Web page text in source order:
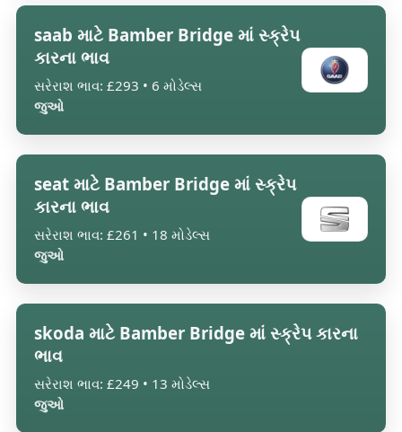
saab માટે Bamber Bridge માં સ્ક્રેપ
કારના ભાવ
સરેરાશ ભાવ: £293 • 6 મોડેલ્સ
જુઓ
seat માટે Bamber Bridge માં સ્ક્રેપ
કારના ભાવ
સરેરાશ ભાવ: £261 • 18 મોડેલ્સ
જુઓ
skoda માટે Bamber Bridge માં સ્ક્રેપ કારના
ભાવ
સરેરાશ ભાવ: £249 • 13 મોડેલ્સ
જુઓ